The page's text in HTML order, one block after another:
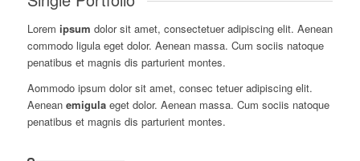
Lorem ipsum dolor sit amet, consectetuer adipiscing elit. Aenean
commodo ligula eget dolor. Aenean massa. Cum sociis natoque
penatibus et magnis dis parturient montes.
Aommodo ipsum dolor sit amet, consec tetuer adipiscing elit.
Aenean emigulaeget dolor. Aenean massa. Cum sociis natoque
penatibus et magnis dis parturient montes.